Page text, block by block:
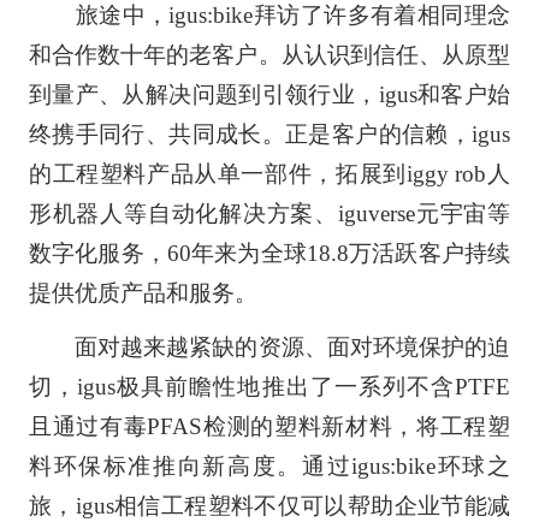
旅途中，igus:bike拜访了许多有着相同理念
和合作数十年的老客户。从认识到信任、从原型
到量产、从解决问题到引领行业，igus和客户始
终携手同行、共同成长。正是客户的信赖，igus
的工程塑料产品从单一部件，拓展到iggy rob人
形机器人等自动化解决方案、iguverse元宇宙等
数字化服务，60年来为全球18.8万活跃客户持续
提供优质产品和服务。
面对越来越紧缺的资源、面对环境保护的迫
切，igus极具前瞻性地推出了一系列不含PTFE
且通过有毒PFAS检测的塑料新材料，将工程塑
料环保标准推向新高度。通过igus:bike环球之
旅，igus相信工程塑料不仅可以帮助企业节能减